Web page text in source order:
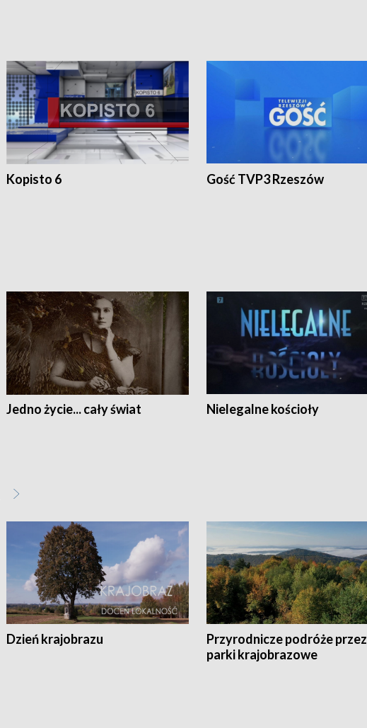
Kopisto 6 Gość TVP3 Rzeszów
Jedno życie... cały świat Nielegalne kościoły
Dzień krajobrazu
Przyrodnicze podróże przez
parki krajobrazowe